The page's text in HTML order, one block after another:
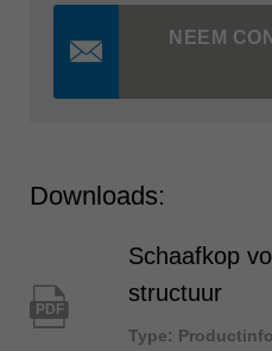
NEEM
Downloads:
PDF
Schaafkop
structuur
Type: